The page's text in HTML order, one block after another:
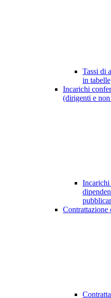
Tassi di
in
Incarichi
(dirigenti e
Incarichi
Contrattazione